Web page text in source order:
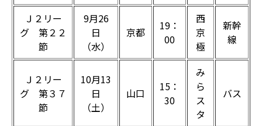
Ｊ２リー
グ 第２２
節
9月26
日
（水）
京都
19：
00
西
京
極
新幹
線
Ｊ２リー
グ 第３７
節
10月13
日
（土）
山口
15：
30
み
ら
ス
タ
バス